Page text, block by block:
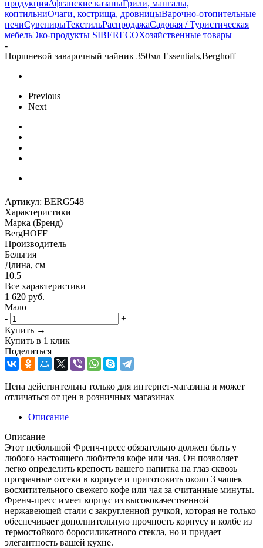
продукцияАфганские казаныГрили, мангалы,
коптильниОчаги, кострища, дровницыВарочно-отопительные
печиСувенирыТекстильРаспродажаСадовая / Туристическая
мебельЭко-продукты SIBERECOХозяйственные товары
-
Поршневой заварочный чайник 350мл Essentials,Berghoff
Previous
Next
Артикул: BERG548
Характеристики
Марка (Бренд)
BergHOFF
Производитель
Бельгия
Длина, см
10.5
Все характеристики
1 620 руб.
Мало
-
+
Купить →
Купить в 1 клик
Поделиться
Цена действительна только для интернет-магазина и может
отличаться от цен в розничных магазинах
Описание
Описание
Этот небольшой Френч-пресс обязательно должен быть у
любого настоящего любителя кофе или чая. Он позволяет
легко определить крепость вашего напитка на глаз сквозь
прозрачные отсеки в корпусе и приготовить около 3 чашек
восхитительного свежего кофе или чая за считанные минуты.
Френч-пресс имеет корпус из высококачественной
нержавеющей стали с закругленной ручкой, которая не только
обеспечивает дополнительную прочность корпусу и колбе из
термостойкого боросиликатного стекла, но и придает
элегантность вашей кухне.